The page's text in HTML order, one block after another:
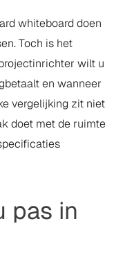
whiteboard doen
Toch is het
wilt u
en wanneer
vergelijking zit niet
doet met de ruimte
pas in